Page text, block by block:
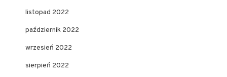
listopad 2022
październik 2022
wrzesień 2022
sierpień 2022